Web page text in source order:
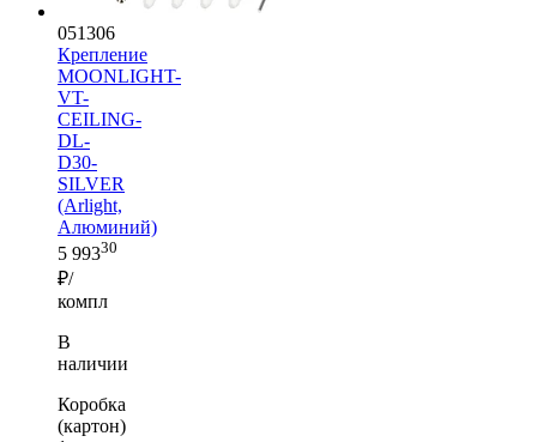
051306
Крепление
MOONLIGHT-
VT-
CEILING-
DL-
D30-
SILVER
(Arlight,
Алюминий)
5 99330
₽/
компл
В
наличии
Коробка
(картон)